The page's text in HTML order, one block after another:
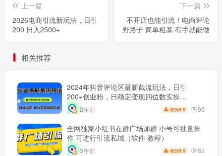
上一篇
2026电商引流新玩法，日引
200 日入2500+
下一篇
不开店也能引流！电商评论
野路子 简单粗暴 有手就能做
相关推荐
2024年抖音评论区最新截流玩法，日引
200+创业粉，日稳定变现四位数实操…
2年前 积分9.9 93
全网独家小红书在群广场加群 小号可批量操
作 可进行引流私域（软件 教程）
3年前 积分9.9 82